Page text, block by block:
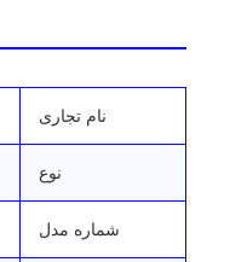
نام تجاری
نوع
شماره مدل